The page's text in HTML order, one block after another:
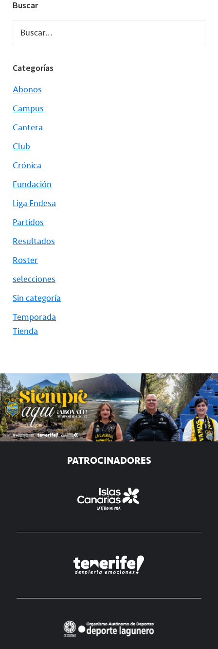
Buscar
Buscar...
Categorías
Abonos
Campus
Cantera
Club
Crónica
Fundación
Liga Endesa
Partidos
Resultados
Roster
selecciones
Sin categoría
Temporada
Tienda
PATROCINADORES